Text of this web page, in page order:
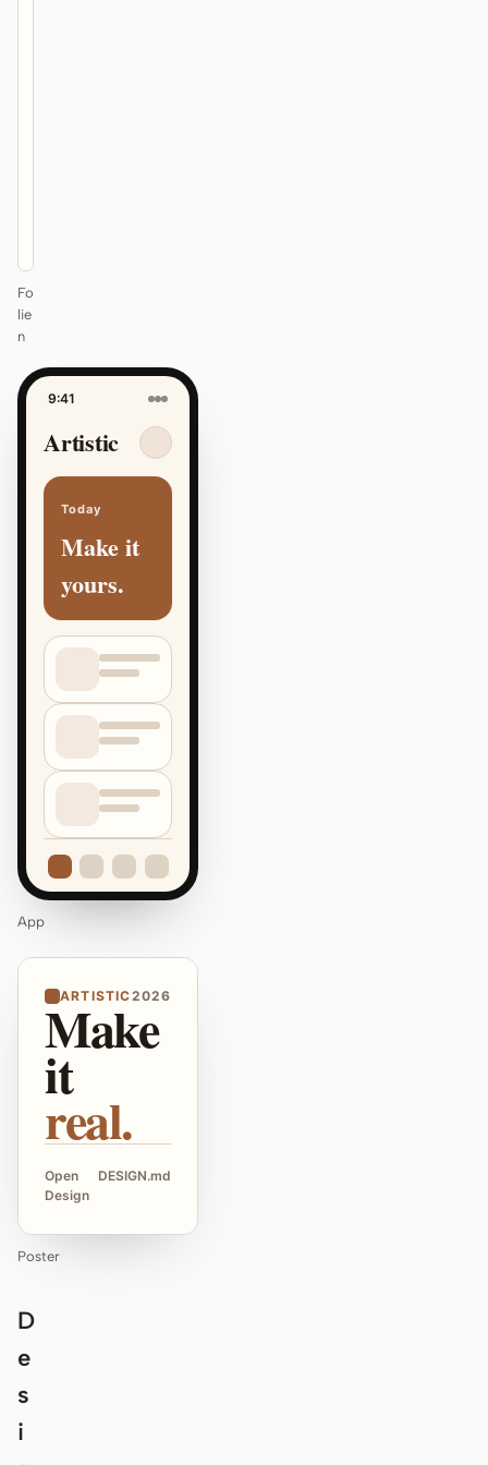
Fo
lie
n
9:41
Artistic
Today
Make it
yours.
App
ARTISTIC2026
Make
it
real.
Open
Design
DESIGN.md
Poster
D
e
s
i